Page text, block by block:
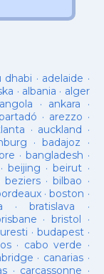
dhabi · adelaide ·
· albania · alger
angola · ankara ·
· arezzo ·
· auckland ·
·badajoz ·
· bangladesh ·
·beijing ·beirut ·
beziers ·bilbao ·
·boston ·
·bratislava ·
· bristol ·
· budapest·
· cabo verde ·
· canarias·
· carcassonne ·